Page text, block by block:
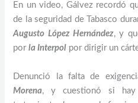
En un video, Gálvez recordó
de la seguridad de Tabasco
Augusto López Hernández, y
porla Interpol por dirigir un
Denunció la falta de
Morena, y cuestionó si hay